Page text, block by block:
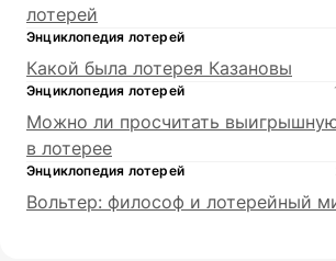
лотерей
Энциклопедия лотерей
Какой была лотерея Казановы
Энциклопедия лотерей
Можно ли просчитать
в лотерее
Энциклопедия лотерей
Вольтер: философ и лотерейный